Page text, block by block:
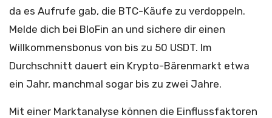
da es Aufrufe gab, die BTC-Käufe zu verdoppeln.
Melde dich bei BloFin an und sichere dir einen
Willkommensbonus von bis zu 50 USDT. Im
Durchschnitt dauert ein Krypto-Bärenmarkt etwa
ein Jahr, manchmal sogar bis zu zwei Jahre.
Mit einer Marktanalyse können die Einflussfaktoren